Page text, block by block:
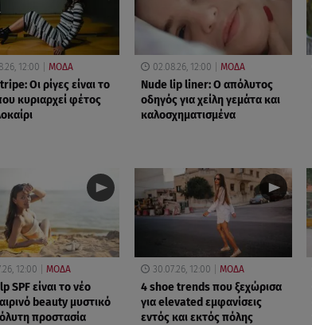
12:00 ΜΟΔΑ
Οι ρίγες είναι το
κυριαρχεί φέτος
02.08.26, 12:00 ΜΟΔΑ
Nude lip liner: Ο απόλυτος
οδηγός για χείλη γεμάτα και
καλοσχηματισμένα
12:00 ΜΟΔΑ
SPF είναι το νέο
beauty μυστικό
προστασία
30.07.26, 12:00 ΜΟΔΑ
4 shoe trends που ξεχώρισα
για elevated εμφανίσεις
εντός και εκτός πόλης